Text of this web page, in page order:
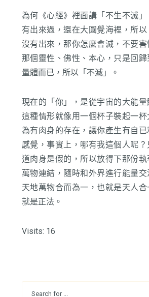
為何《心經》裡面講「不生不滅
有出來過，還在大圓覺海裡，所
沒有出來，那你怎麼會滅，不要害
那個靈性、佛性、本心，只是回
量體而已，所以「不滅」。
現在的「你」，是從宇宙的大能量
這種情形就像用一個杯子裝起一
為有肉身的存在，讓你產生有自
感覺，事實上，哪有我這個人呢
道肉身是假的，所以放得下那份
萬物連結，隨時和外界進行能量
天地萬物合而為一，也就是天人
就是正法。
Visits: 16